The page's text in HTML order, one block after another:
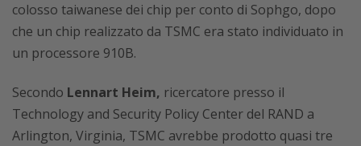
colosso taiwanese dei chip per conto di Sophgo, dopo
che un chip realizzato da TSMC era stato individuato in
un processore 910B.
Secondo Lennart Heim, ricercatore presso il
Technology and Security Policy Center del RAND a
Arlington, Virginia, TSMC avrebbe prodotto quasi tre